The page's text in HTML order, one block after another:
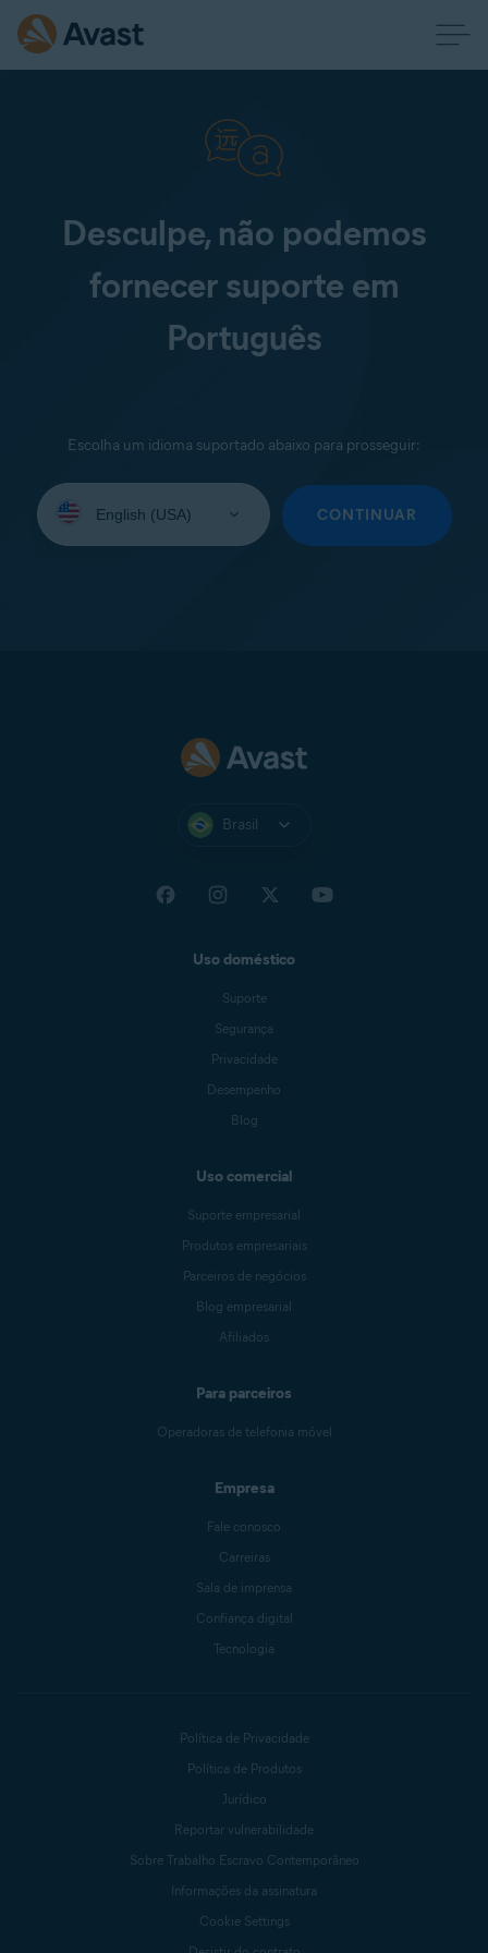
Desculpe, não podemos
fornecer suporte em
Português
Escolha um idioma suportado abaixo para prosseguir:
seu
CONTINUAR
Brasil
Uso doméstico
Suporte
Segurança
Privacidade
Desempenho
Blog
Uso comercial
Suporte empresarial
Produtos empresariais
Parceiros de negócios
Blog empresarial
Afiliados
Para parceiros
Operadoras de telefonia móvel
Empresa
Fale conosco
Carreiras
Sala de imprensa
Confiança digital
Tecnologia
Política de Privacidade
Política de Produtos
Jurídico
Reportar vulnerabilidade
Sobre Trabalho Escravo Contemporâneo
Informações da assinatura
Cookie Settings